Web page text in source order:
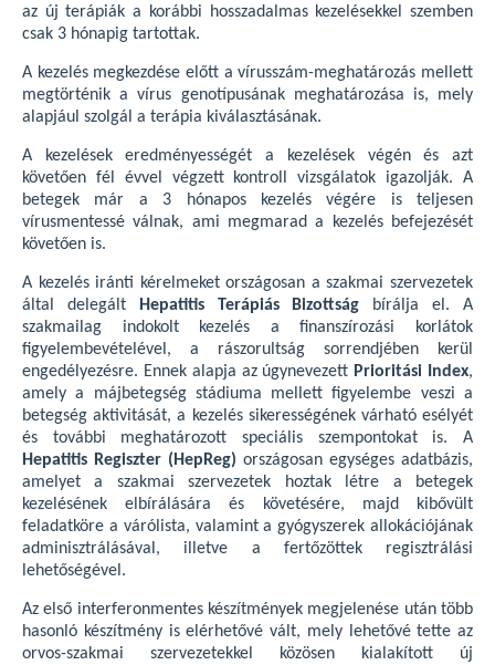
az új terápiák a korábbi hosszadalmas kezelésekkel szemben
csak 3 hónapig tartottak.
A kezelés megkezdése előtt a vírusszám-meghatározás mellett
megtörténik a vírus genotípusának meghatározása is, mely
alapjául szolgál a terápia kiválasztásának.
A kezelések eredményességét a kezelések végén és azt
követően fél évvel végzett kontroll vizsgálatok igazolják. A
betegek már a 3 hónapos kezelés végére is teljesen
vírusmentessé válnak, ami megmarad a kezelés befejezését
követően is.
A kezelés iránti kérelmeket országosan a szakmai szervezetek
által delegált
Hepatitis Terápiás Bizottság bírálja el. A
szakmailag indokolt kezelés a finanszírozási korlátok
figyelembevételével, a rászorultság sorrendjében kerül
engedélyezésre. Ennek alapja az úgynevezett Prioritási Index,
amely a májbetegség stádiuma mellett figyelembe veszi a
betegség aktivitását, a kezelés sikerességének várható esélyét
és további meghatározott speciális szempontokat is. A
Hepatitis Regiszter (HepReg) országosan egységes adatbázis,
amelyet a szakmai szervezetek hoztak létre a betegek
kezelésének elbírálására és követésére, majd kibővült
feladatköre a várólista, valamint a gyógyszerek allokációjának
adminisztrálásával, illetve a fertőzöttek regisztrálási
lehetőségével.
Az első interferonmentes készítmények megjelenése után több
hasonló készítmény is elérhetővé vált, mely lehetővé tette az
orvos-szakmai szervezetekkel közösen kialakított új